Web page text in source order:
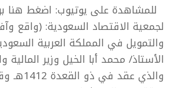
للمشاهدة على يوتيوب: اضغط هنا
لجمعية الاقتصاد السعودية: (واقع
والتمويل في المملكة العربية
الأستاذ/ محمد أبا الخيل وزير المالية
والذي عقد